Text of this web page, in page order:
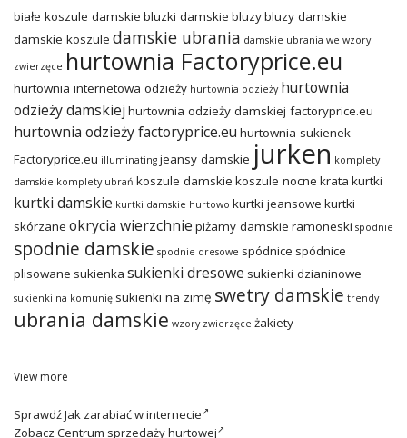
białe koszule damskie bluzki damskie bluzybluzy damskie
damskie koszule damskie ubrania damskie ubrania we wzory
zwierzęce hurtownia Factoryprice.eu
hurtownia internetowa odzieży hurtownia odzieży hurtownia
odzieży damskiej hurtownia odzieży damskiej factoryprice.eu
hurtownia odzieży factoryprice.eu hurtownia sukienek
Factoryprice.eu illuminating jeansy damskie jurken komplety
damskie komplety ubrań koszule damskie koszule nocne krata kurtki
kurtki damskie kurtki damskie hurtowo kurtki jeansowe kurtki
skórzane okrycia wierzchnie piżamy damskie ramoneski spodnie
spodnie damskie spodnie dresowe spódnice spódnice
plisowane sukienka sukienki dresowe sukienki dzianinowe
sukienki na komunię sukienki na zimę swetry damskie trendy
ubrania damskie wzory zwierzęce żakiety
View more
SprawdźJak zarabiać w internecie
Zobacz Centrum sprzedaży hurtowej